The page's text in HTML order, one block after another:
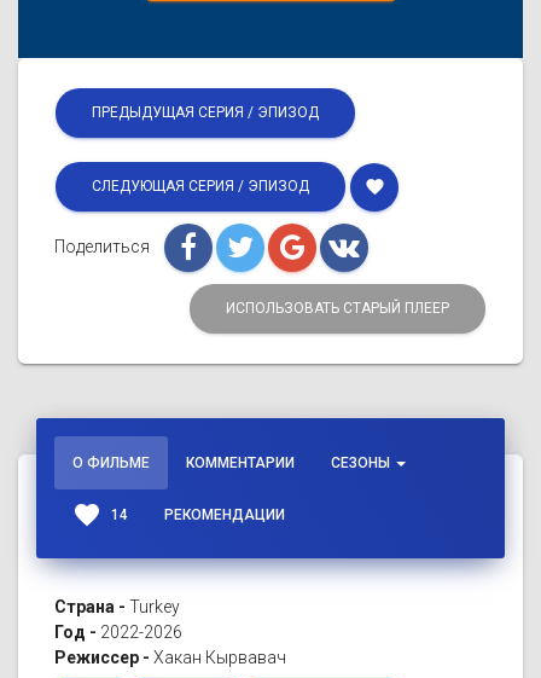
ПРЕДЫДУЩАЯ СЕРИЯ / ЭПИЗОД
СЛЕДУЮЩАЯ СЕРИЯ / ЭПИЗОД favorite
Поделиться
ИСПОЛЬЗОВАТЬ СТАРЫЙ ПЛЕЕР
О ФИЛЬМЕ КОММЕНТАРИИ СЕЗОНЫ
favorite 14 РЕКОМЕНДАЦИИ
Страна - Turkey
Год - 2022-2026
Режиссер - Хакан Кырвавач